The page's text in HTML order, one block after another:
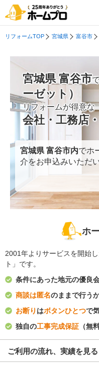
リフォームTOP 宮城県 富谷市
宮城県 富谷市
ーゼット）
リフォームが得意な
会社・工務店
宮城県 富谷市内でホ
介をお申込みいただ
ホ
2001年よりサービスを開始
ト」です。
条件にあった地元の優良
商談は匿名のままで行う
お断り はボタンひとつで
独自の工事完成保証 （無
ご利用の流れ、実績を見る